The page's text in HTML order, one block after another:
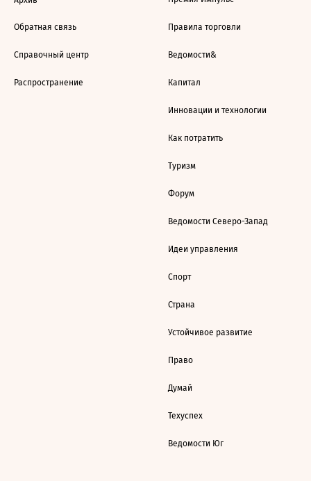
Обратная связь
Справочный центр
Распространение
Правила торговли
Ведомости&
Капитал
Инновации и технологии
Как потратить
Туризм
Форум
Ведомости Северо-Запад
Идеи управления
Спорт
Страна
Устойчивое развитие
Право
Думай
Техуспех
Ведомости Юг